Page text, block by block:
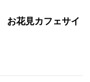
お花見カフェサイ